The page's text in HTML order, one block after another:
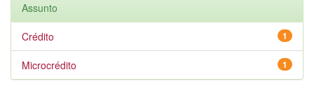
Assunto
1
Crédito
1
Microcrédito